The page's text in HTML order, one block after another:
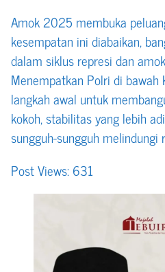
Amok 2025 membuka
kesempatan ini diabaikan,
dalam siklus represi dan
Menempatkan Polri di bawah
langkah awal untuk
kokoh, stabilitas yang lebih
sungguh-sungguh melindungi
Post Views:631